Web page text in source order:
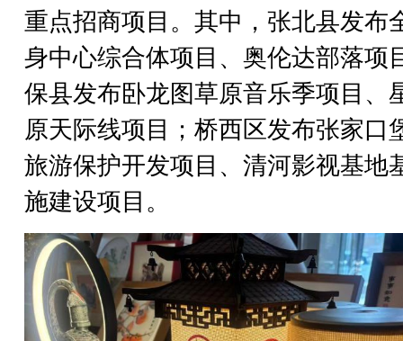
重点招商项目。其中，张北县发布
身中心综合体项目、奥伦达部落项
保县发布卧龙图草原音乐季项目、
原天际线项目；桥西区发布张家口
旅游保护开发项目、清河影视基地
施建设项目。